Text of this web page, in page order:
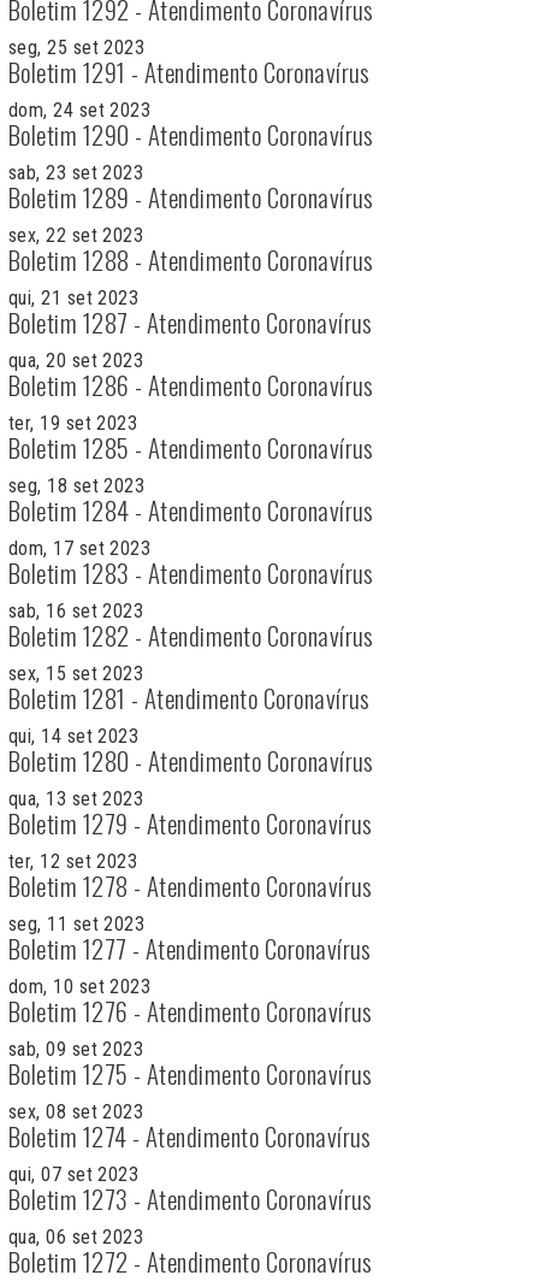
Boletim 1292 - Atendimento Coronavírus
seg, 25 set 2023
Boletim 1291 - Atendimento Coronavírus
dom, 24 set 2023
Boletim 1290 - Atendimento Coronavírus
sab, 23 set 2023
Boletim 1289 - Atendimento Coronavírus
sex, 22 set 2023
Boletim 1288 - Atendimento Coronavírus
qui, 21 set 2023
Boletim 1287 - Atendimento Coronavírus
qua, 20 set 2023
Boletim 1286 - Atendimento Coronavírus
ter, 19 set 2023
Boletim 1285 - Atendimento Coronavírus
seg, 18 set 2023
Boletim 1284 - Atendimento Coronavírus
dom, 17 set 2023
Boletim 1283 - Atendimento Coronavírus
sab, 16 set 2023
Boletim 1282 - Atendimento Coronavírus
sex, 15 set 2023
Boletim 1281 - Atendimento Coronavírus
qui, 14 set 2023
Boletim 1280 - Atendimento Coronavírus
qua, 13 set 2023
Boletim 1279 - Atendimento Coronavírus
ter, 12 set 2023
Boletim 1278 - Atendimento Coronavírus
seg, 11 set 2023
Boletim 1277 - Atendimento Coronavírus
dom, 10 set 2023
Boletim 1276 - Atendimento Coronavírus
sab, 09 set 2023
Boletim 1275 - Atendimento Coronavírus
sex, 08 set 2023
Boletim 1274 - Atendimento Coronavírus
qui, 07 set 2023
Boletim 1273 - Atendimento Coronavírus
qua, 06 set 2023
Boletim 1272 - Atendimento Coronavírus